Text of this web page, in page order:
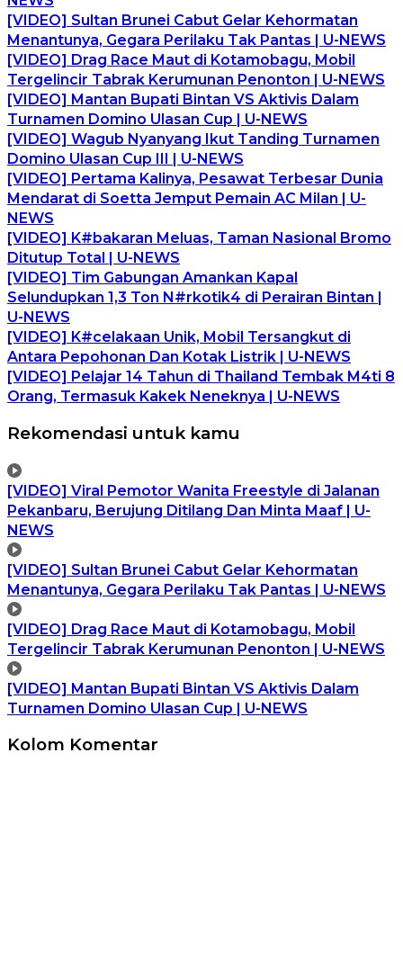
[VIDEO] Sultan Brunei Cabut Gelar Kehormatan
Menantunya, Gegara Perilaku Tak Pantas | U-NEWS
[VIDEO] Drag Race Maut di Kotamobagu, Mobil
Tergelincir Tabrak Kerumunan Penonton | U-NEWS
[VIDEO] Mantan Bupati Bintan VS Aktivis Dalam
Turnamen Domino Ulasan Cup | U-NEWS
[VIDEO] Wagub Nyanyang Ikut Tanding Turnamen
Domino Ulasan Cup III | U-NEWS
[VIDEO] Pertama Kalinya, Pesawat Terbesar Dunia
Mendarat di Soetta Jemput Pemain AC Milan | U-
NEWS
[VIDEO] K#bakaran Meluas, Taman Nasional Bromo
Ditutup Total | U-NEWS
[VIDEO] Tim Gabungan Amankan Kapal
Selundupkan 1,3 Ton N#rkotik4 di Perairan Bintan |
U-NEWS
[VIDEO] K#celakaan Unik, Mobil Tersangkut di
Antara Pepohonan Dan Kotak Listrik | U-NEWS
[VIDEO] Pelajar 14 Tahun di Thailand Tembak M4ti 8
Orang, Termasuk Kakek Neneknya | U-NEWS
Rekomendasi untuk kamu
[VIDEO] Viral Pemotor Wanita Freestyle di Jalanan
Pekanbaru, Berujung Ditilang Dan Minta Maaf | U-
NEWS
[VIDEO] Sultan Brunei Cabut Gelar Kehormatan
Menantunya, Gegara Perilaku Tak Pantas | U-NEWS
[VIDEO] Drag Race Maut di Kotamobagu, Mobil
Tergelincir Tabrak Kerumunan Penonton | U-NEWS
[VIDEO] Mantan Bupati Bintan VS Aktivis Dalam
Turnamen Domino Ulasan Cup | U-NEWS
Kolom Komentar